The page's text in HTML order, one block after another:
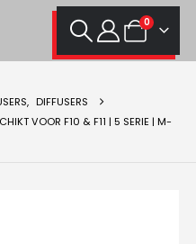
0
, DIFFUSERS
VOOR F10 & F11 | 5 SERIE | M-